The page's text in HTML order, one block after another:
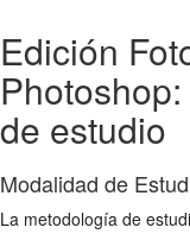
Edición
de estudio
Modalidad de
La metodología de